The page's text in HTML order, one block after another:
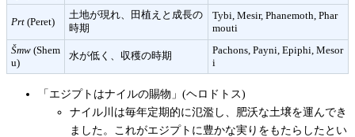
Prt (Peret)
土地が現れ、田植えと成長の
時期
Tybi, Mesir, Phanemoth, Phar
mouti
Šmw (Shem
u)
水が低く、収穫の時期
Pachons, Payni, Epiphi, Mesor
i
「エジプトはナイルの賜物」(ヘロドトス)
ナイル川は毎年定期的に氾濫し、肥沃な土壌を運んでき
ました。これがエジプトに豊かな実りをもたらしたとい